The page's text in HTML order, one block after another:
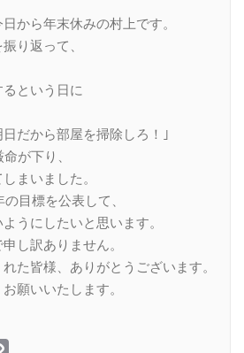
Link
から年末休みの村上です。
り返って、
という日に
日だから部屋を掃除しろ！｣
が下り、
まいました。
目標を公表して、
うにしたいと思います。
し訳ありません。
た皆様、ありがとうございます。
願いいたします。